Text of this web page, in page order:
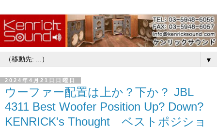
▼
2024年4月21日日曜日
ウーファー配置は上か？下か？ JBL
4311 Best Woofer Position Up? Down?
KENRICK's Thought ベストポジショ